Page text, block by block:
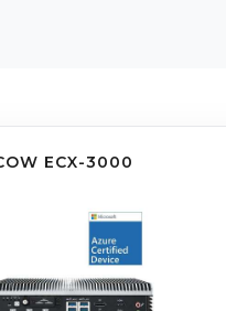
ECX-3000